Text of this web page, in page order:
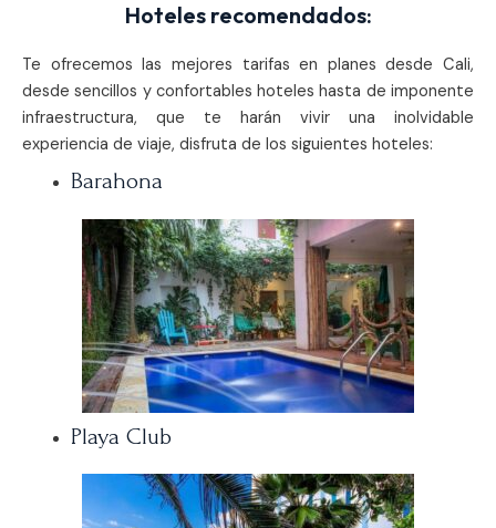
Hoteles recomendados:
Te ofrecemos las mejores tarifas en planes desde Cali,
desde sencillos y confortables hoteles hasta de imponente
infraestructura, que te harán vivir una inolvidable
experiencia de viaje, disfruta de los siguientes hoteles:
Barahona
Playa Club